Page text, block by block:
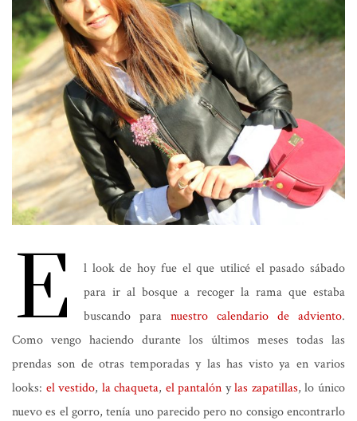
E
l look de hoy fue el que utilicé el pasado sábado
para ir al bosque a recoger la rama que estaba
buscando para nuestro calendario de adviento.
Como vengo haciendo durante los últimos meses todas las
prendas son de otras temporadas y las has visto ya en varios
looks: el vestido, la chaqueta, el pantalón ylas zapatillas, lo único
nuevo es el gorro, tenía uno parecido pero no consigo encontrarlo